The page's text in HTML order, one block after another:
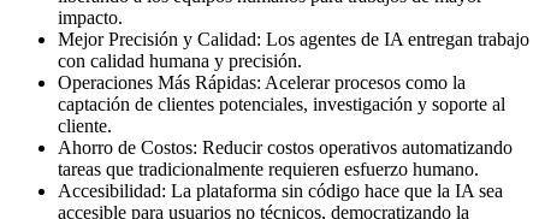
impacto.
Mejor Precisión y Calidad: Los agentes de IA entregan trabajo
con calidad humana y precisión.
Operaciones Más Rápidas: Acelerar procesos como la
captación de clientes potenciales, investigación y soporte al
cliente.
Ahorro de Costos: Reducir costos operativos automatizando
tareas que tradicionalmente requieren esfuerzo humano.
Accesibilidad: La plataforma sin código hace que la IA sea
accesible para usuarios no técnicos, democratizando la